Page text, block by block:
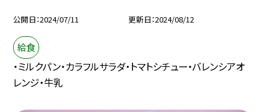
公開日 2024/07/11 更新日 2024/08/12
給食
・ミルクパン・カラフルサラダ・トマトシチュー・バレンシアオ
レンジ・牛乳